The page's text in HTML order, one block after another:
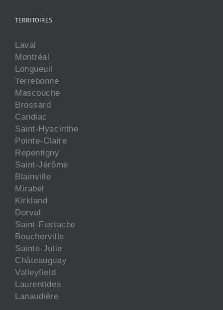
TERRITOIRES
Laval
Montréal
Longueuil
Terrebonne
Mascouche
Brossard
Candiac
Saint-Hyacinthe
Pointe-Claire
Repentigny
Saint-Jérôme
Blainville
Mirabel
Kirkland
Dorval
Saint-Eustache
Boucherville
Sainte-Julie
Châteauguay
Valleyfield
Laurentides
Lanaudière